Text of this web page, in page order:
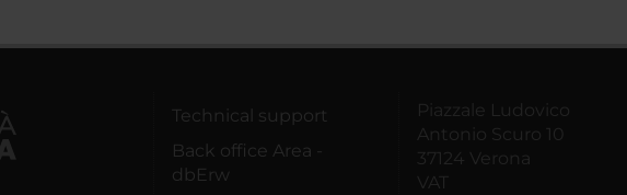
Technical support
Back office Area -
dbErw
Piazzale Ludovico
Antonio Scuro 10
37124 Verona
VAT